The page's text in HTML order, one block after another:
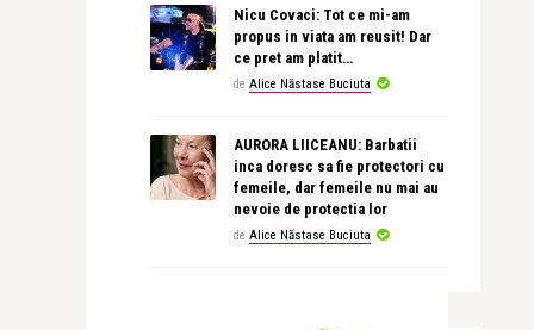
Nicu Covaci: Tot ce mi-am
propus in viata am reusit! Dar
ce pret am platit…
de Alice Năstase Buciuta
AURORA LIICEANU: Barbatii
inca doresc sa fie protectori cu
femeile, dar femeile nu mai au
nevoie de protectia lor
de Alice Năstase Buciuta